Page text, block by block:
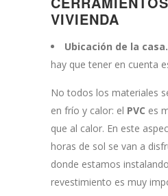
VIVIENDA
Ubicación de la casa.
hay que tener en cuenta
No todos los materiales
en frío y calor: el PVC es
que al calor. En este
horas de sol se van a
donde estamos
revestimiento es muy